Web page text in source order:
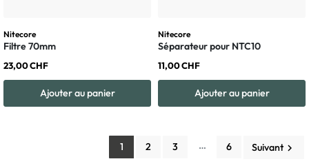
Nitecore
Filtre 70mm
23,00 CHF
Ajouter au panier
Nitecore
Séparateur pour NTC10
11,00 CHF
Ajouter au panier
1 2 3 … 6 Suivant keyboard_arrow_right